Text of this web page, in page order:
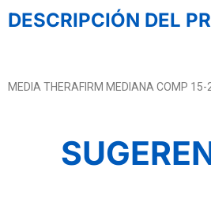
DESCRIPCIÓN DEL
MEDIA THERAFIRM MEDIANA COMP 15-